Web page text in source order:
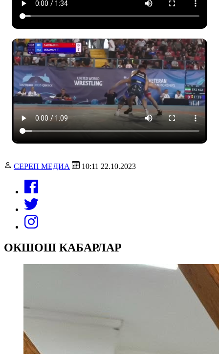
СЕРЕП МЕДИА 10:11 22.10.2023
ОКШОШ КАБАРЛАР